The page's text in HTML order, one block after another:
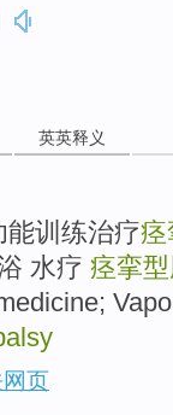
英英释义
能训练治疗痉
水疗 痉挛
页